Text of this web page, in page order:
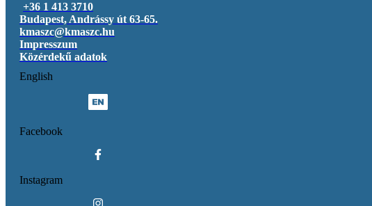
+36 1 413 3710
Budapest, Andrássy út 63-65.
kmaszc@kmaszc.hu
Impresszum
Közérdekű adatok
English
Facebook
Instagram